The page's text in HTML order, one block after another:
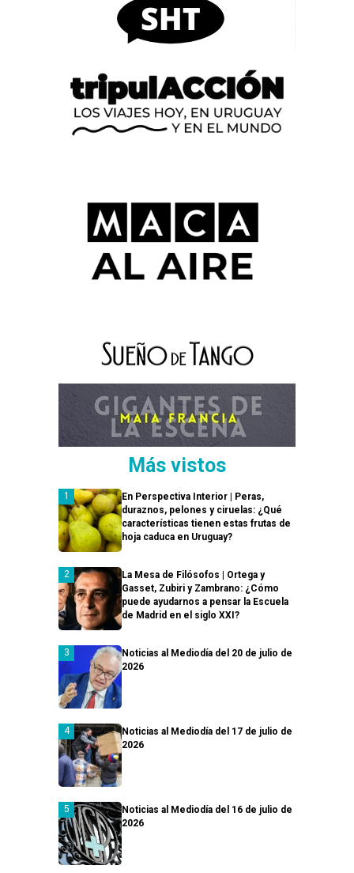
Más vistos
En Perspectiva Interior | Peras,
duraznos, pelones y ciruelas: ¿Qué
características tienen estas frutas de
hoja caduca en Uruguay?
La Mesa de Filósofos | Ortega y
Gasset, Zubiri y Zambrano: ¿Cómo
puede ayudarnos a pensar la Escuela
de Madrid en el siglo XXI?
Noticias al Mediodía del 20 de julio de
2026
Noticias al Mediodía del 17 de julio de
2026
Noticias al Mediodía del 16 de julio de
2026